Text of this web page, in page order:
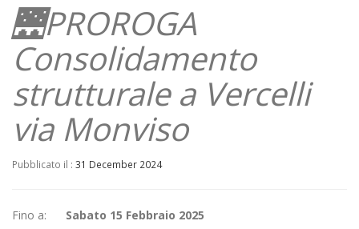
🌉PROROGA
Consolidamento
strutturale a Vercelli
via Monviso
Pubblicato il : 31 December 2024
Fino a: Sabato 15 Febbraio 2025